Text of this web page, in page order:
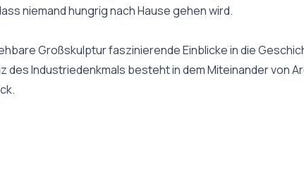
niemand hungrig nach Hause gehen wird.
Großskulptur faszinierende Einblicke in die
Industriedenkmals besteht in dem Miteinander von